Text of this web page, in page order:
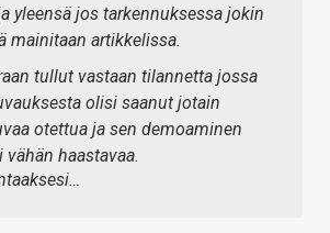
yleensä jos tarkennuksessa jokin
mainitaan artikkelissa.
tullut vastaan tilannetta jossa
olisi saanut jotain
otettua ja sen demoaminen
haastavaa.